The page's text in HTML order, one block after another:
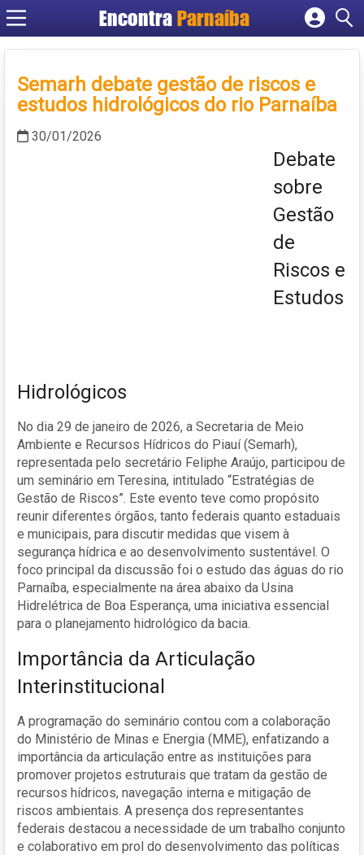
Encontra Parnaíba
Cadastrar empresa
Criar conta
Semarh debate gestão de riscos e
estudos hidrológicos do rio Parnaíba
30/01/2026
Debate
sobre
Gestão
de
Riscos e
Estudos
Hidrológicos
No dia 29 de janeiro de 2026, a Secretaria de Meio
Ambiente e Recursos Hídricos do Piauí (Semarh),
representada pelo secretário Feliphe Araújo, participou de
um seminário em Teresina, intitulado “Estratégias de
Gestão de Riscos”. Este evento teve como propósito
reunir diferentes órgãos, tanto federais quanto estaduais
e municipais, para discutir medidas que visem à
segurança hídrica e ao desenvolvimento sustentável. O
foco principal da discussão foi o estudo das águas do rio
Parnaíba, especialmente na área abaixo da Usina
Hidrelétrica de Boa Esperança, uma iniciativa essencial
para o planejamento hidrológico da bacia.
Importância da Articulação
Interinstitucional
A programação do seminário contou com a colaboração
do Ministério de Minas e Energia (MME), enfatizando a
importância da articulação entre as instituições para
promover projetos estruturais que tratam da gestão de
recursos hídricos, navegação interna e mitigação de
riscos ambientais. A presença dos representantes
federais destacou a necessidade de um trabalho conjunto
e colaborativo em prol do desenvolvimento das políticas